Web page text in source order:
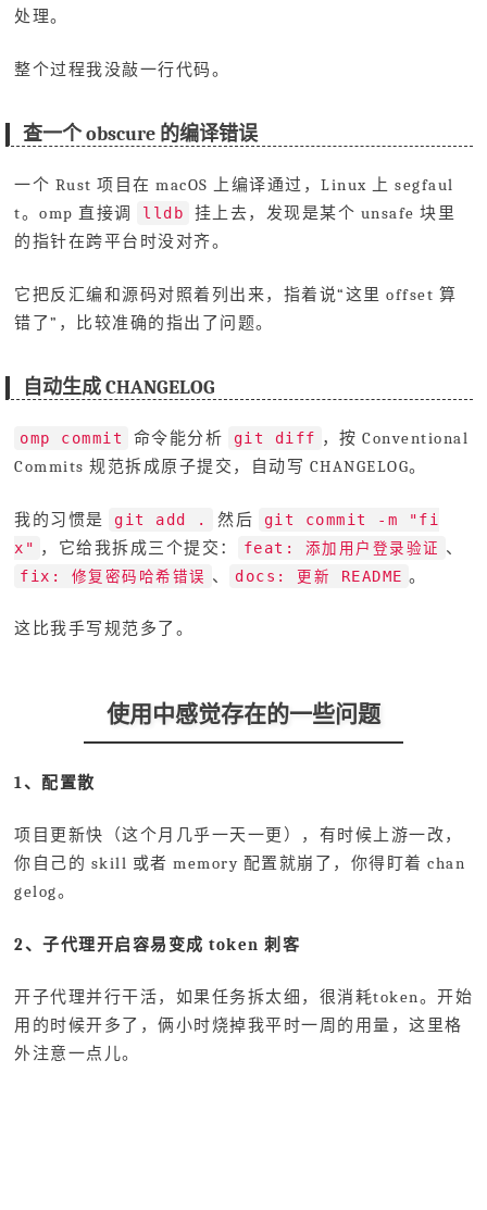
处理。
整个过程我没敲一行代码。
查一个 obscure 的编译错误
一个 Rust 项目在 macOS 上编译通过，Linux 上 segfaul
t。omp 直接调
lldb
挂上去，发现是某个 unsafe 块里
的指针在跨平台时没对齐。
它把反汇编和源码对照着列出来，指着说“这里 offset 算
错了”，比较准确的指出了问题。
自动生成 CHANGELOG
omp commit 命令能分析 git diff ，按 Conventional
Commits 规范拆成原子提交，自动写 CHANGELOG。
我的习惯是 git add . 然后
git commit -m "fi
x" ，它给我拆成三个提交： feat: 添加用户登录验证 、
fix: 修复密码哈希错误 、 docs: 更新 README 。
这比我手写规范多了。
使用中感觉存在的一些问题
1、配置散
项目更新快（这个月几乎一天一更），有时候上游一改，
你自己的 skill 或者 memory 配置就崩了，你得盯着 chan
gelog。
2、子代理开启容易变成 token 刺客
开子代理并行干活，如果任务拆太细，很消耗token。开始
用的时候开多了，俩小时烧掉我平时一周的用量，这里格
外注意一点儿。